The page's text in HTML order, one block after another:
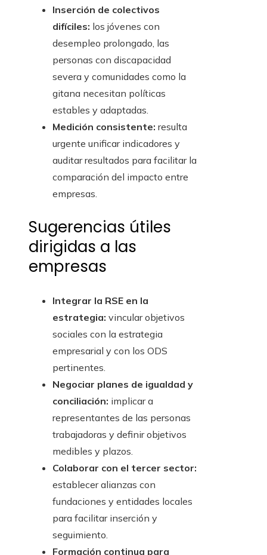
Inserción de colectivos
difíciles: los jóvenes con
desempleo prolongado, las
personas con discapacidad
severa y comunidades como la
gitana necesitan políticas
estables y adaptadas.
Medición consistente: resulta
urgente unificar indicadores y
auditar resultados para facilitar la
comparación del impacto entre
empresas.
Sugerencias útiles
dirigidas a las
empresas
Integrar la RSE en la
estrategia: vincular objetivos
sociales con la estrategia
empresarial y con los ODS
pertinentes.
Negociar planes de igualdad y
conciliación: implicar a
representantes de las personas
trabajadoras y definir objetivos
medibles y plazos.
Colaborar con el tercer sector:
establecer alianzas con
fundaciones y entidades locales
para facilitar inserción y
seguimiento.
Formación continua para